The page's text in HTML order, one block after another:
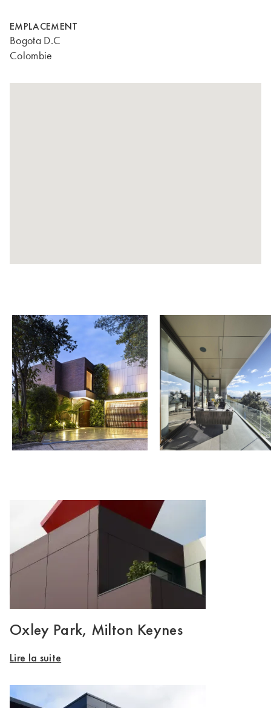
EMPLACEMENT
Bogota D.C
Colombie
Oxley Park, Milton Keynes
Lire la suite